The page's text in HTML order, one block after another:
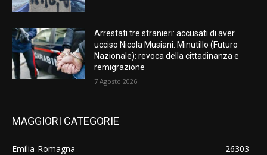
Arrestati tre stranieri: accusati di aver
ucciso Nicola Musiani. Minutillo (Futuro
Nazionale): revoca della cittadinanza e
remigrazione
7 Agosto 2026
MAGGIORI CATEGORIE
Emilia-Romagna
26303